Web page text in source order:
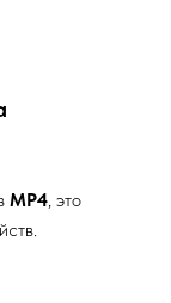
MP4, это